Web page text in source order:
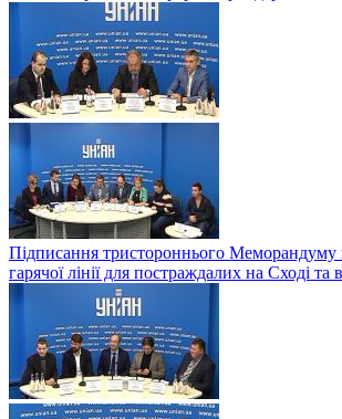
Підписання тристороннього
гарячої лінії для постраждалих на Сході